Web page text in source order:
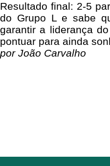
Resultado final: 2-5
do Grupo L e sabe
garantir a liderança
pontuar para ainda
por João Carvalho